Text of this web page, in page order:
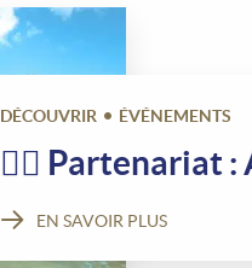
DÉCOUVRIR ÉVÉNEMENTS
🤾‍♂️ Partenariat
EN SAVOIR PLUS